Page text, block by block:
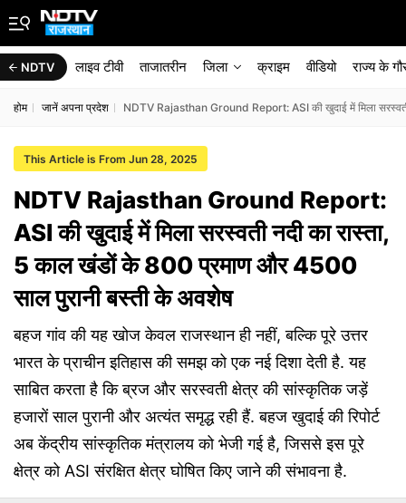
NDTV लाइव टीवी ताजातरीन जिला क्राइम वीडियो राज्‍य के
होम जानें अपना प्रदेश NDTV Rajasthan Ground Report: ASI की खुदाई में मिला
This Article is From Jun 28, 2025
NDTV Rajasthan Ground Report:
ASI की खुदाई में मिला सरस्वती नदी का रास्ता,
5 काल खंडों के 800 प्रमाण और 4500
साल पुरानी बस्ती के अवशेष
बहज गांव की यह खोज केवल राजस्थान ही नहीं, बल्कि पूरे उत्तर
भारत के प्राचीन इतिहास की समझ को एक नई दिशा देती है. यह
साबित करता है कि ब्रज और सरस्वती क्षेत्र की सांस्कृतिक जड़ें
हजारों साल पुरानी और अत्यंत समृद्ध रही हैं. बहज खुदाई की रिपोर्ट
अब केंद्रीय सांस्कृतिक मंत्रालय को भेजी गई है, जिससे इस पूरे
क्षेत्र को ASI संरक्षित क्षेत्र घोषित किए जाने की संभावना है.